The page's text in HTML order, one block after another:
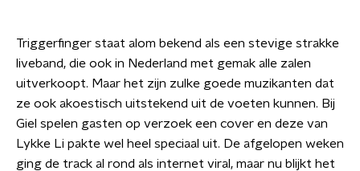
Triggerfinger staat alom bekend als een stevige strakke
liveband, die ook in Nederland met gemak alle zalen
uitverkoopt. Maar het zijn zulke goede muzikanten dat
ze ook akoestisch uitstekend uit de voeten kunnen. Bij
Giel spelen gasten op verzoek een cover en deze van
Lykke Li pakte wel heel speciaal uit. De afgelopen weken
ging de track al rond als internet viral, maar nu blijkt het